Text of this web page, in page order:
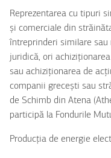
Reprezentarea cu tipuri
și comerciale din
întreprinderi similare sau
juridică, ori
sau achiziționarea de
companii grecești sau
de Schimb din Atena
participă la Fondurile
Producția de energie